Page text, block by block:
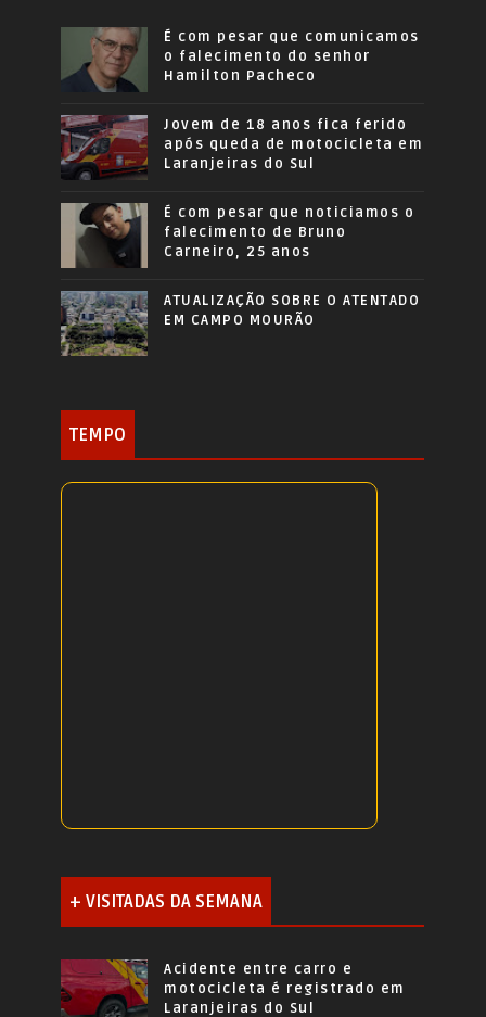
É com pesar que comunicamos
o falecimento do senhor
Hamilton Pacheco
Jovem de 18 anos fica ferido
após queda de motocicleta em
Laranjeiras do Sul
É com pesar que noticiamos o
falecimento de Bruno
Carneiro, 25 anos
ATUALIZAÇÃO SOBRE O ATENTADO
EM CAMPO MOURÃO
TEMPO
+ VISITADAS DA SEMANA
Acidente entre carro e
motocicleta é registrado em
Laranjeiras do Sul